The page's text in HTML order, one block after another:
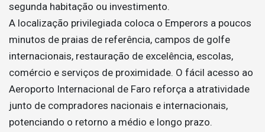
segunda habitação ou investimento.
A localização privilegiada coloca o Emperors a poucos
minutos de praias de referência, campos de golfe
internacionais, restauração de excelência, escolas,
comércio e serviços de proximidade. O fácil acesso ao
Aeroporto Internacional de Faro reforça a atratividade
junto de compradores nacionais e internacionais,
potenciando o retorno a médio e longo prazo.